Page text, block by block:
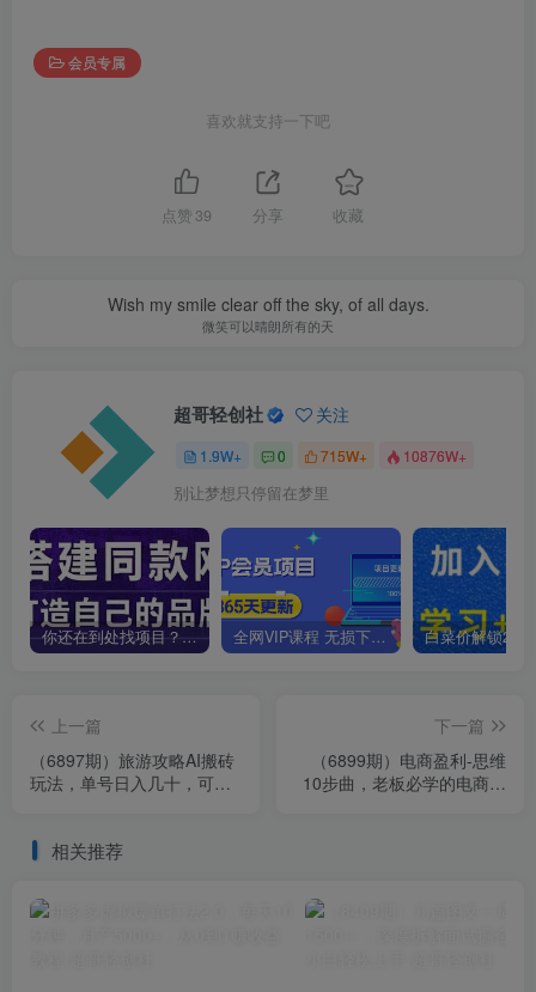
会员专属
喜欢就支持一下吧
点赞 39 分享 收藏
Wish my smile clear off the sky, of all days.
微笑可以晴朗所有的天
超哥轻创社 关注
1.9W+ 0 715W+ 10876W+
别让梦想只停留在梦里
你还在到处找项目？还在当韭菜？我靠卖项目一个月收入5万+，曾经我也是个失败者。 全网VIP课程 无损下载~
上一篇
（6897期）旅游攻略AI搬砖
玩法，单号日入几十，可多
下一篇
（6899期）电商盈利-思维
10步曲，老板必学的电商盈
相关推荐